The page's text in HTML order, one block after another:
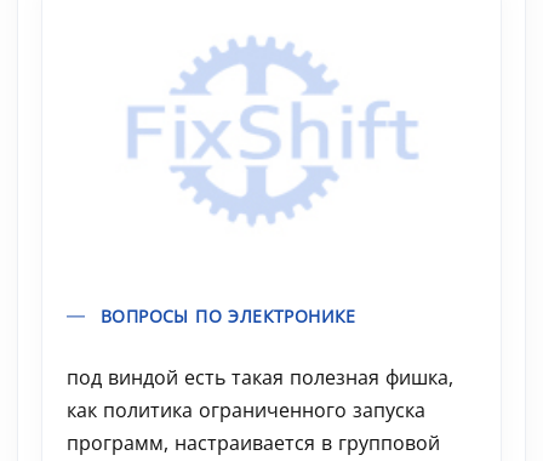
ВОПРОСЫ ПО ЭЛЕКТРОНИКЕ
под виндой есть такая полезная фишка,
как политика ограниченного запуска
программ, настраивается в групповой